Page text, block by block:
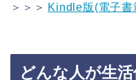
＞＞＞ Kindle版(電子書
どんな人が生